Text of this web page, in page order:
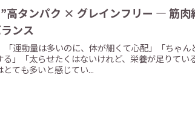
× グレインフリー ― 筋肉維持と体型管
ンス
「運動量は多いのに、体が細くて心配」「ちゃん
」「太らせたくはないけれど、栄養が足りてい
ても多いと感じてい...